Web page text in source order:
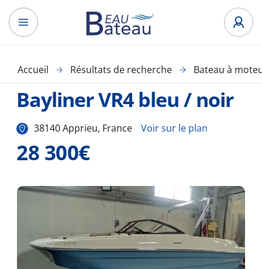
Accueil Résultats de recherche Bateau à
Bayliner VR4 bleu / noir
38140 Apprieu, France Voir sur le plan
28 300€